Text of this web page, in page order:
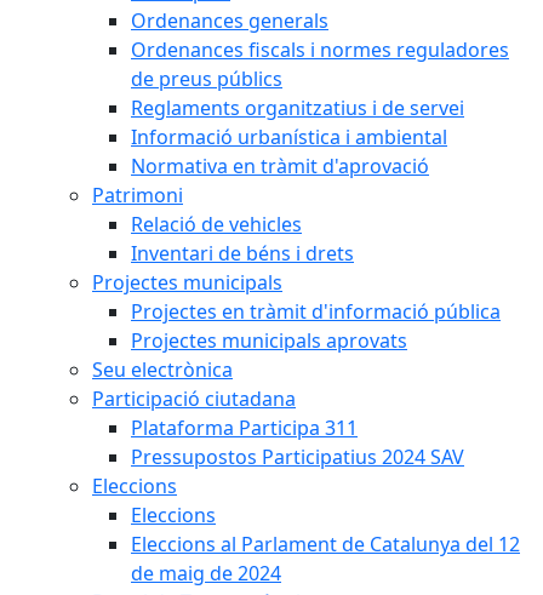
Ordenances generals
Ordenances fiscals i normes reguladores
de preus públics
Reglaments organitzatius i de servei
Informació urbanística i ambiental
Normativa en tràmit d'aprovació
Patrimoni
Relació de vehicles
Inventari de béns i drets
Projectes municipals
Projectes en tràmit d'informació pública
Projectes municipals aprovats
Seu electrònica
Participació ciutadana
Plataforma Participa 311
Pressupostos Participatius 2024 SAV
Eleccions
Eleccions
Eleccions al Parlament de Catalunya del 12
de maig de 2024